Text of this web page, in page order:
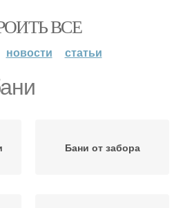
ВСЕ
новости статьи
Бани от забора